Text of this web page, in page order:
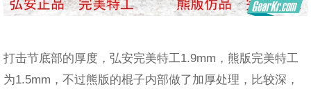
打击节底部的厚度，弘安完美特工1.9mm，熊版完美特工
为1.5mm，不过熊版的棍子内部做了加厚处理，比较深，